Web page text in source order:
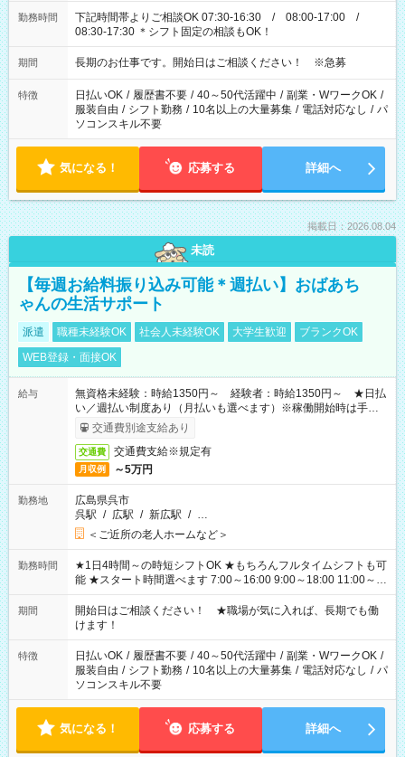
勤務時間
下記時間帯よりご相談OK 07:30-16:30 / 08:00-17:00 /
08:30-17:30 ＊シフト固定の相談もOK！
期間 長期のお仕事です。開始日はご相談ください！ ※急募
特徴 日払いOK / 履歴書不要 / 40～50代活躍中 / 副業・WワークOK /
服装自由 / シフト勤務 / 10名以上の大量募集 / 電話対応なし / パ
ソコンスキル不要
気になる！ 応募する 詳細へ
掲載日：2026.08.04
未読
【毎週お給料振り込み可能＊週払い】おばあち
ゃんの生活サポート
派遣 職種未経験OK 社会人未経験OK 大学生歓迎
ブランクOK
WEB登録・面接OK
給与
無資格未経験：時給1350円～ 経験者：時給1350円～ ★日払
い／週払い制度あり（月払いも選べます）※稼働開始時は手続き
完了次第のお支払いとなります。
交通費別途支給あり
交通費 交通費支給※規定有
月収例 ～5万円
勤務地
広島県呉市
呉駅 / 広駅 / 新広駅 / …
＜ご近所の老人ホームなど＞
勤務時間
★1日4時間～の時短シフトOK ★もちろんフルタイムシフトも可
能 ★スタート時間選べます 7:00～16:00 9:00～18:00 11:00～
20:00 など 残業なし！ ※Wワークの場合、他のお仕事と合わせ
週40時間超の就業はご案内できません ※法令に基づき、週20時
間以上勤務は社会保険への加入対象となります ※労働者派遣法
（日雇い派遣の原則禁止）により、短時間・短期間の就業はご
案内が難しい場合があります
期間
開始日はご相談ください！ ★職場が気に入れば、長期でも働
けます！
特徴 日払いOK / 履歴書不要 / 40～50代活躍中 / 副業・WワークOK /
服装自由 / シフト勤務 / 10名以上の大量募集 / 電話対応なし / パ
ソコンスキル不要
気になる！ 応募する 詳細へ